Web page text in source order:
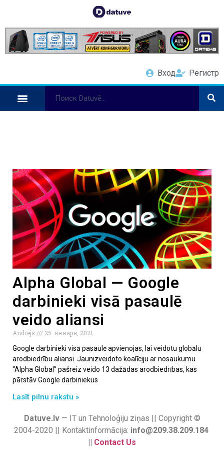
Вход Регистр
Alpha Global — Google
darbinieki visā pasaulē
veido aliansi
Andrejs
25. января, 2021
Google darbinieki visā pasaulē apvienojas, lai veidotu globālu
arodbiedrību aliansi. Jaunizveidoto koalīciju ar nosaukumu
“Alpha Global” pašreiz veido 13 dažādas arodbiedrības, kas
pārstāv Google darbiniekus
Lasīt pilnu rakstu »
Datuve.lv— IT un Tehnoloģiju ziņas || Copyright ©
2004-2020 || Kontaktinformācija: info@209.38.209.184
|| Contact Us